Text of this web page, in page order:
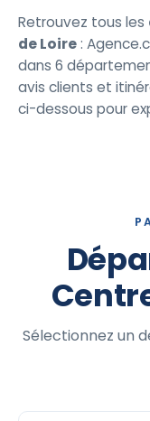
Retrouvez tous les
de Loire:
dans 6
avis clients et
ci-dessous pour
Sélectionnez un